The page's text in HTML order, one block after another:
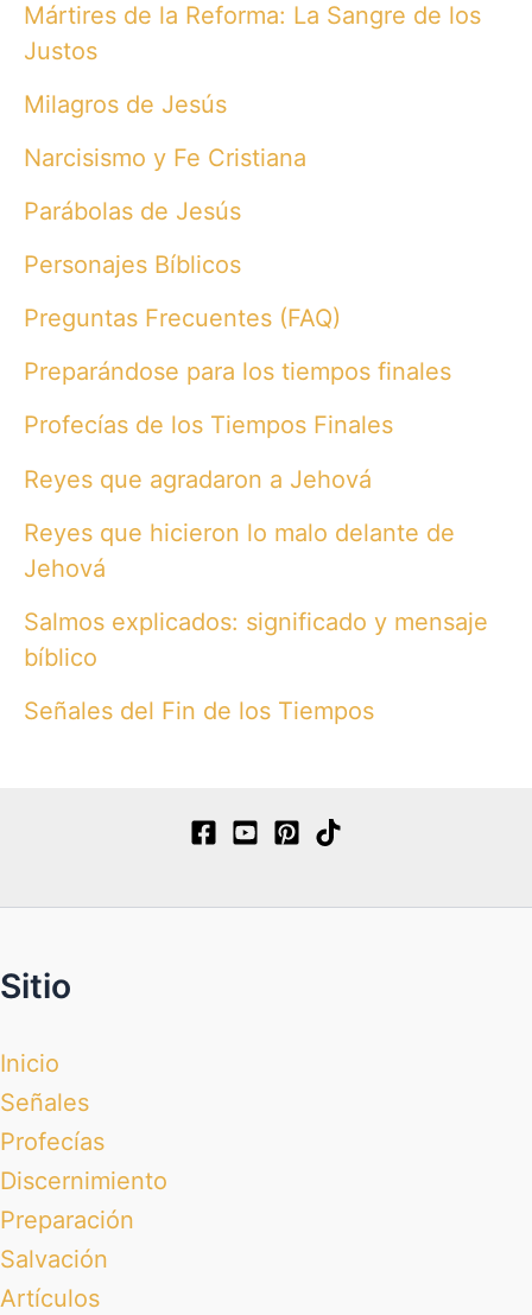
Mártires de la Reforma: La Sangre de los
Justos
Milagros de Jesús
Narcisismo y Fe Cristiana
Parábolas de Jesús
Personajes Bíblicos
Preguntas Frecuentes (FAQ)
Preparándose para los tiempos finales
Profecías de los Tiempos Finales
Reyes que agradaron a Jehová
Reyes que hicieron lo malo delante de
Jehová
Salmos explicados: significado y mensaje
bíblico
Señales del Fin de los Tiempos
Sitio
Inicio
Señales
Profecías
Discernimiento
Preparación
Salvación
Artículos